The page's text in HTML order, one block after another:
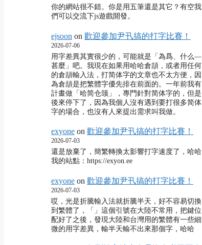
你的網站很不錯。你是用五筆還是其它？有空我
們可以交流下js遊戲開發。
ejsoon on 歡迎參加尹卂搞的打字比賽！
2026-07-06
用字差異其實很少的，可能就是「為爲、什么―
甚麼」吧。我現在如果用哈哈倉頡，或者用任何
的倉頡輸入法，打简体字的文章也不太方便，因
為倉頡是把繁體字優先排在前面的。一年前我有
計畫做「哈简仓颉」，專門針對简体字的，但是
後來停下了，因為我個人沒有遇到要打很多简体
字的場合，也沒有人來提出需求叫我做。
exyone on 歡迎參加尹卂搞的打字比賽！
2026-07-03
還是放棄了，簡繁轉換太影響打字速度了，哈哈
我的站點：https://exyon.ee
exyone on 歡迎參加尹卂搞的打字比賽！
2026-07-03
哎，光是折騰輸入法就折騰半天，好不容易切換
到繁體了，「」這個引號在大陸不常用，把鍵位
配好了之後，發現大陸和台灣用的繁體有一些細
微的用字差異，輸半天輸不出來那個字，哈哈